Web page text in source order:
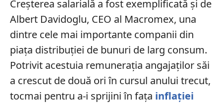
Creșterea salarială a fost exemplificată și de
Albert Davidoglu, CEO al Macromex, una
dintre cele mai importante companii din
piața distribuției de bunuri de larg consum.
Potrivit acestuia remunerația angajaților săi
a crescut de două ori în cursul anului trecut,
tocmai pentru a-i sprijini în fața inflației